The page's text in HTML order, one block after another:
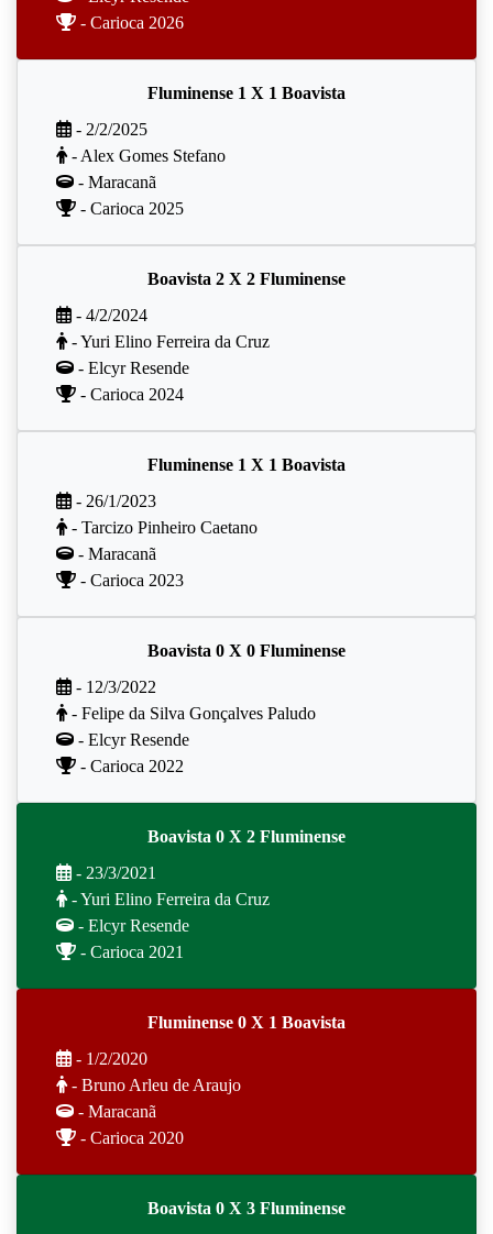
- Carioca 2026
Fluminense 1 X 1 Boavista
- 2/2/2025
- Alex Gomes Stefano
- Maracanã
- Carioca 2025
Boavista 2 X 2 Fluminense
- 4/2/2024
- Yuri Elino Ferreira da Cruz
- Elcyr Resende
- Carioca 2024
Fluminense 1 X 1 Boavista
- 26/1/2023
- Tarcizo Pinheiro Caetano
- Maracanã
- Carioca 2023
Boavista 0 X 0 Fluminense
- 12/3/2022
- Felipe da Silva Gonçalves Paludo
- Elcyr Resende
- Carioca 2022
Boavista 0 X 2 Fluminense
- 23/3/2021
- Yuri Elino Ferreira da Cruz
- Elcyr Resende
- Carioca 2021
Fluminense 0 X 1 Boavista
- 1/2/2020
- Bruno Arleu de Araujo
- Maracanã
- Carioca 2020
Boavista 0 X 3 Fluminense